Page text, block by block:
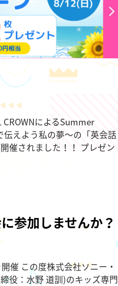
によるSummer
えよう私の夢～の「英会話
催されました！！ プレゼン
参加しませんか？
催 この度株式会社ソニー・
役：水野 道訓)のキッズ専門